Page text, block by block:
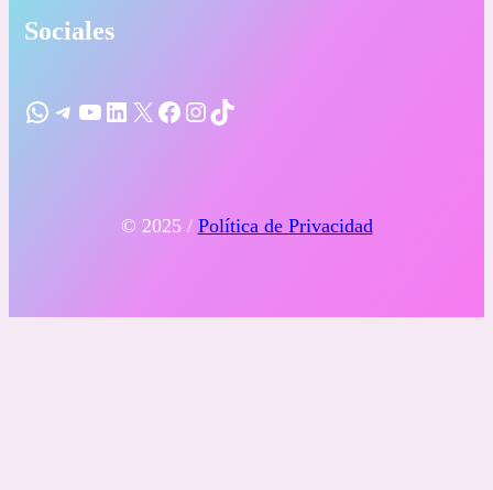
Sociales
WhatsApp Telegram YouTube LinkedIn X Facebook Instagram TikTok
© 2025 / Política de Privacidad